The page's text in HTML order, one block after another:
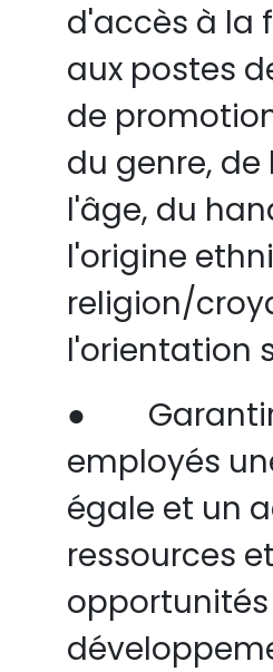
d'accès à la
aux postes
de
du genre, de
l'âge, du
l'origine
religion/
l'orientation
●
employés
égale et un
ressources